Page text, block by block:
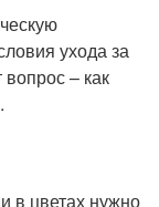
ухода за
вопрос – как
в цветах нужно